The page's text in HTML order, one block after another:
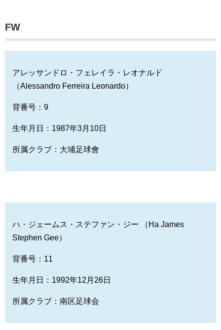
FW
アレッサンドロ・フェレイラ・レオナルド
（Alessandro Ferreira Leonardo）
背番号：9
生年月日：1987年3月10日
所属クラブ：大埔足球會
ハ・ジェームス・ステファン・ジー （Ha James
Stephen Gee）
背番号：11
生年月日：1992年12月26日
所属クラブ：南区足球会